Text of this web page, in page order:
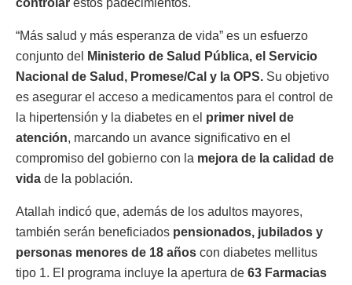
“Más salud y más esperanza de vida” es un esfuerzo
conjunto del
Ministerio de Salud Pública, el Servicio
Nacional de Salud, Promese/Cal y la OPS. Su objetivo
es asegurar el acceso a medicamentos para el control de
la hipertensión y la diabetes en el primer nivel de
atención, marcando un avance significativo en el
compromiso del gobierno con la mejora de la calidad de
vida de la población.
Atallah indicó que, además de los adultos mayores,
también serán beneficiados pensionados, jubilados y
personas menores de 18 años con diabetes mellitus
tipo 1. El programa incluye la apertura de 63 Farmacias